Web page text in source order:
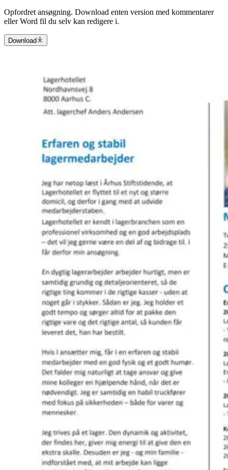
Opfordret ansøgning. Download enten version med kommentarer
eller Word fil du selv kan redigere i.
Download